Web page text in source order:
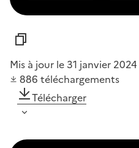
Mis à jour le 31 janvier 2024
886 téléchargements
Télécharger